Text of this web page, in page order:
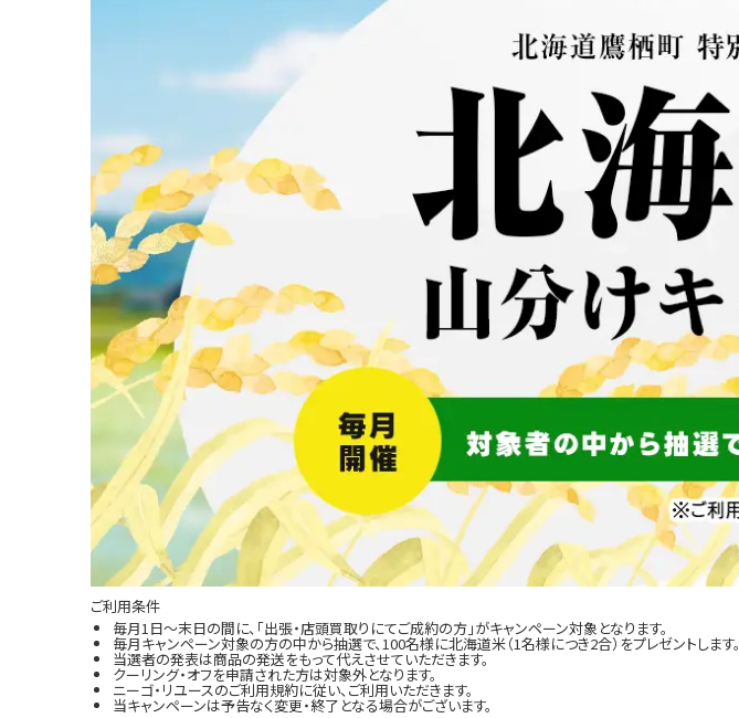
ご利用条件
毎月1日～末日の間に、「出張・店頭買取りにてご成約の方」がキャンペーン対象となります。
毎月キャンペーン対象の方の中から抽選で、100名様に北海道米（1名様につき2合）をプレゼントします。
当選者の発表は商品の発送をもって代えさせていただきます。
クーリング・オフを申請された方は対象外となります。
ニーゴ・リユースのご利用規約に従い、ご利用いただきます。
当キャンペーンは予告なく変更・終了となる場合がございます。